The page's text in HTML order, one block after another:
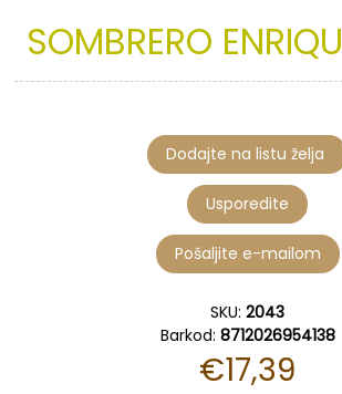
SOMBRERO
SKU: 2043
Barkod: 8712026954138
€17,39